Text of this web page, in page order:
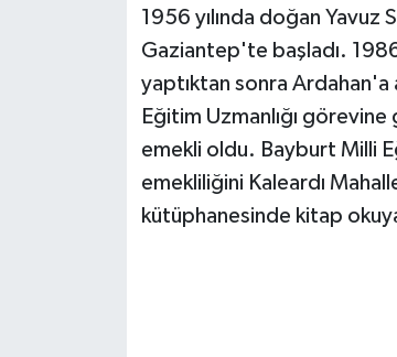
1956 yılında doğan Yavuz
Gaziantep'te başladı.
yaptıktan sonra Ardahan'a
Eğitim Uzmanlığı
emekli oldu. Bayburt Milli
emekliliğini Kaleardı
kütüphanesinde kitap